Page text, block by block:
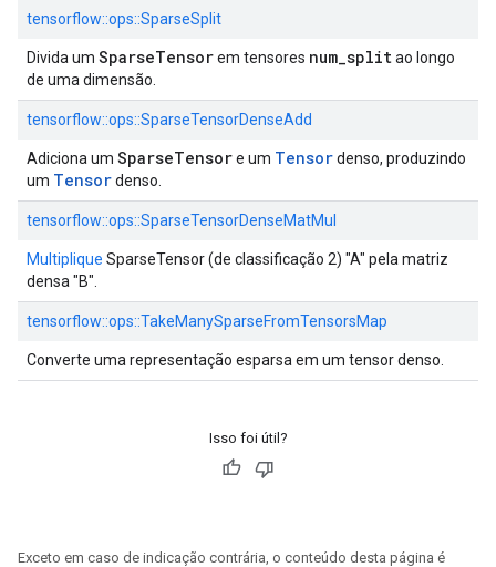
tensorflow::ops::SparseSplit
Divida um SparseTensorem tensores num_splitao longo
de uma dimensão.
tensorflow::ops::SparseTensorDenseAdd
Adiciona um SparseTensore um Tensordenso, produzindo
um Tensordenso.
tensorflow::ops::SparseTensorDenseMatMul
Multiplique SparseTensor (de classificação 2) "A" pela matriz
densa "B".
tensorflow::ops::TakeManySparseFromTensorsMap
Converte uma representação esparsa em um tensor denso.
Isso foi útil?
Exceto em caso de indicação contrária, o conteúdo desta página é